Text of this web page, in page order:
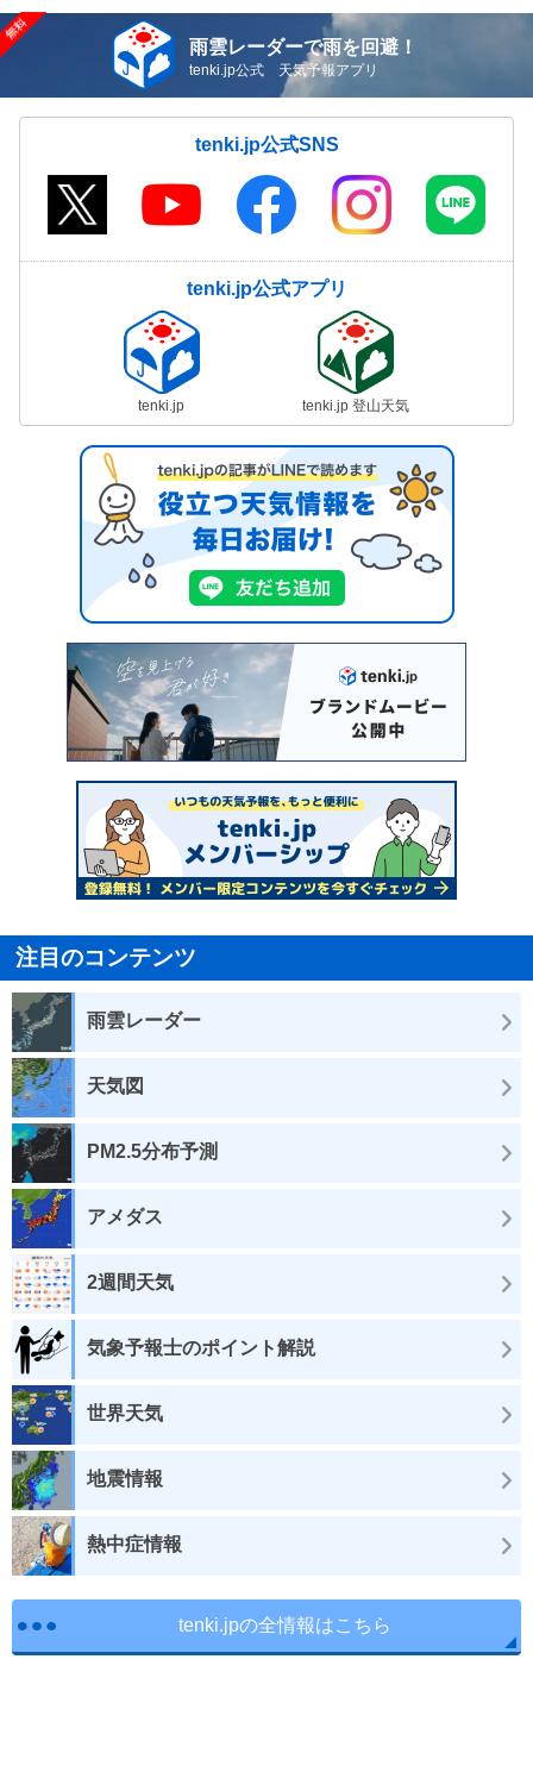
雨雲レーダーで雨を回避！
tenki.jp公式 天気予報アプリ
tenki.jp公式SNS
tenki.jp公式アプリ
tenki.jp tenki.jp 登山天気
注目のコンテンツ
雨雲レーダー
天気図
PM2.5分布予測
アメダス
2週間天気
気象予報士のポイント解説
世界天気
地震情報
熱中症情報
tenki.jpの全情報はこちら